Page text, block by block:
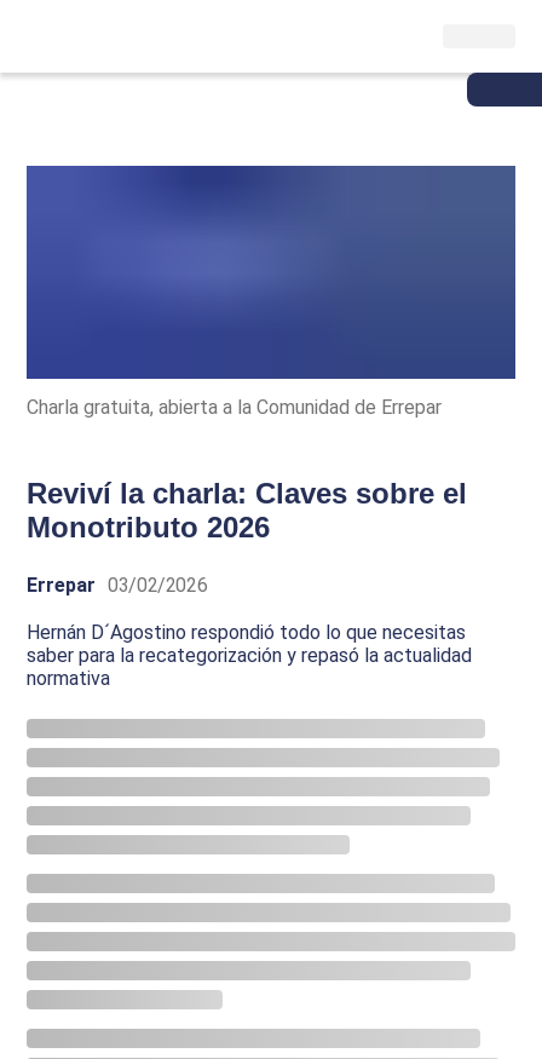
Charla gratuita, abierta a la Comunidad de Errepar
Reviví la charla: Claves sobre el
Monotributo 2026
Errepar 03/02/2026
Hernán D´Agostino respondió todo lo que necesitas
saber para la recategorización y repasó la actualidad
normativa